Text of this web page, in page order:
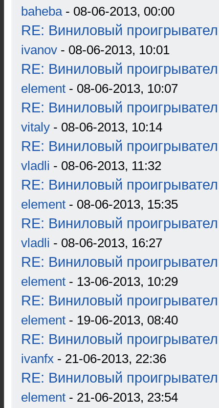
baheba- 08-06-2013, 00:00
RE: Виниловый
ivanov - 08-06-2013, 10:01
RE: Виниловый
element - 08-06-2013, 10:07
RE: Виниловый
vitaly - 08-06-2013, 10:14
RE: Виниловый
vladli - 08-06-2013, 11:32
RE: Виниловый
element - 08-06-2013, 15:35
RE: Виниловый
vladli - 08-06-2013, 16:27
RE: Виниловый
element - 13-06-2013, 10:29
RE: Виниловый
element - 19-06-2013, 08:40
RE: Виниловый
ivanfx - 21-06-2013, 22:36
RE: Виниловый
element - 21-06-2013, 23:54